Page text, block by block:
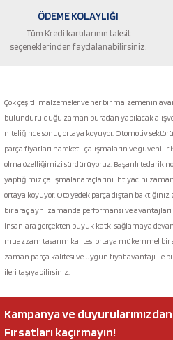
Gönder
ÖDEME KOLAYLIĞI
Tüm Kredi kartılarının taksit
seçeneklerinden faydalanabilirsiniz.
Çok çeşitli malzemeler ve her bir malzemenin
bulundurulduğu zaman buradan yapılacak
niteliğinde sonuç ortaya koyuyor. Otomotiv
parça fiyatları hareketli çalışmaların ve
olma özelliğimizi sürdürüyoruz. Başarılı tedarik
yaptığımız çalışmalar araçlarını ihtiyacını
ortaya koyuyor. Oto yedek parça dıştan
bir araç aynı zamanda performansı ve
insanlara gerçekten büyük katkı sağlamaya
muazzam tasarım kalitesi ortaya mükemmel
zaman parça kalitesi ve uygun fiyat avantajı ile
ileri taşıyabilirsiniz.
Kampanya ve
Fırsatları kaçırmayın!